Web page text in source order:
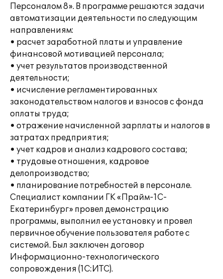
Персоналом 8». В программе решаются задачи
автоматизации деятельности по следующим
направлениям:
• расчет заработной платы и управление
финансовой мотивацией персонала;
• учет результатов производственной
деятельности;
• исчисление регламентированных
законодательством налогов и взносов с фонда
оплаты труда;
• отражение начисленной зарплаты и налогов в
затратах предприятия;
• учет кадров и анализ кадрового состава;
• трудовые отношения, кадровое
делопроизводство;
• планирование потребностей в персонале.
Специалист компании ГК «Прайм-1С-
Екатеринбург» провел демонстрацию
программы, выполнил ее установку и провел
первичное обучение пользователя работе с
системой. Был заключен договор
Информационно-технологического
сопровождения (1С:ИТС).